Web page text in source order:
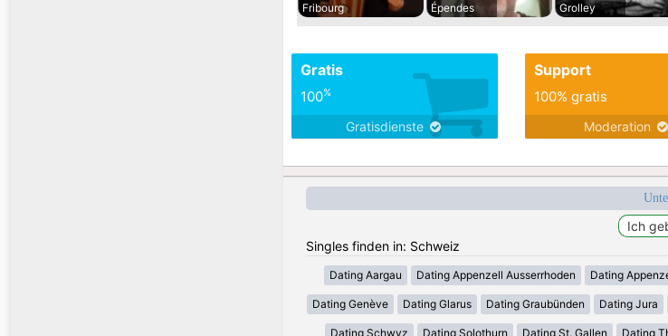
Fribourg
Épendes
Grolley
Gratis
100%
Gratisdienste
Support
100% gratis
Moderation
Singles finden in: Schweiz
Dating Aargau Dating Appenzell Ausserrhoden Dating
Dating Genève Dating Glarus Dating Graubünden Dating Jura
Dating Schwyz Dating Solothurn Dating St. Gallen Dating